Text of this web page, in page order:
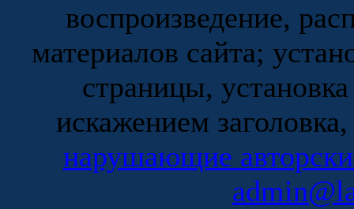
воспроизведение,
материалов сайта;
страницы,
искажением
нарушающие